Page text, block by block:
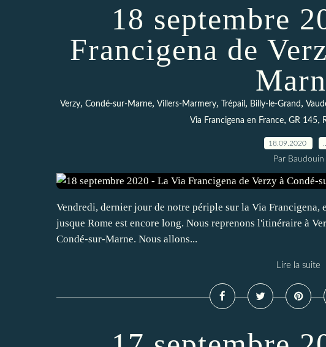
18 septembre
Francigena de
Verzy, Condé-sur-Marne, Villers-Marmery, Trépail , Billy-le-Grand ,
Via Francigena en France, GR 145,
18.09.2020
Par Baudouin
Vendredi, dernier jour de notre périple sur la Via Francigena,
jusque Rome est encore long. Nous reprenons l'itinéraire à
Condé-sur-Marne. Nous allons...
Lire la suite